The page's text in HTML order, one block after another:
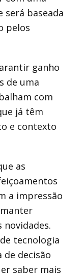
será baseada
pelos
ganho
de uma
com
já têm
e contexto
as
a impressão
novidades.
tecnologia
decisão
saber mais